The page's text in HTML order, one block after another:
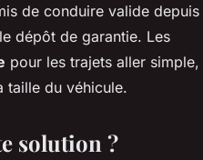
de conduire valide depuis
dépôt de garantie. Les
pour les trajets aller simple,
taille du véhicule.
solution ?